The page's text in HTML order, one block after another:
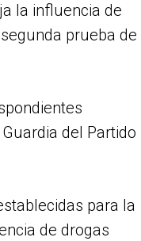
la influencia de
prueba de
del Partido
para la
de drogas